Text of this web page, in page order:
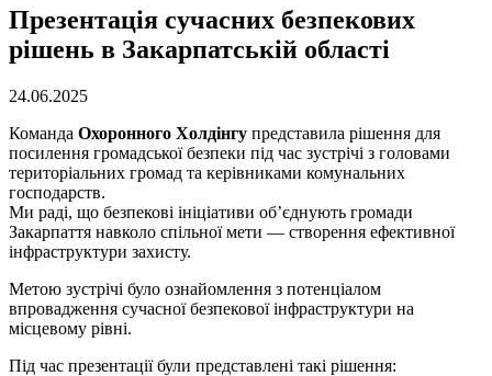
Презентація сучасних безпекових
рішень в Закарпатській області
24.06.2025
Команда Охоронного Холдінгу представила рішення для
посилення громадської безпеки під час зустрічі з головами
територіальних громад та керівниками комунальних
господарств.
Ми раді, що безпекові ініціативи об’єднують громади
Закарпаття навколо спільної мети — створення ефективної
інфраструктури захисту.
Метою зустрічі було ознайомлення з потенціалом
впровадження сучасної безпекової інфраструктури на
місцевому рівні.
Під час презентації були представлені такі рішення: